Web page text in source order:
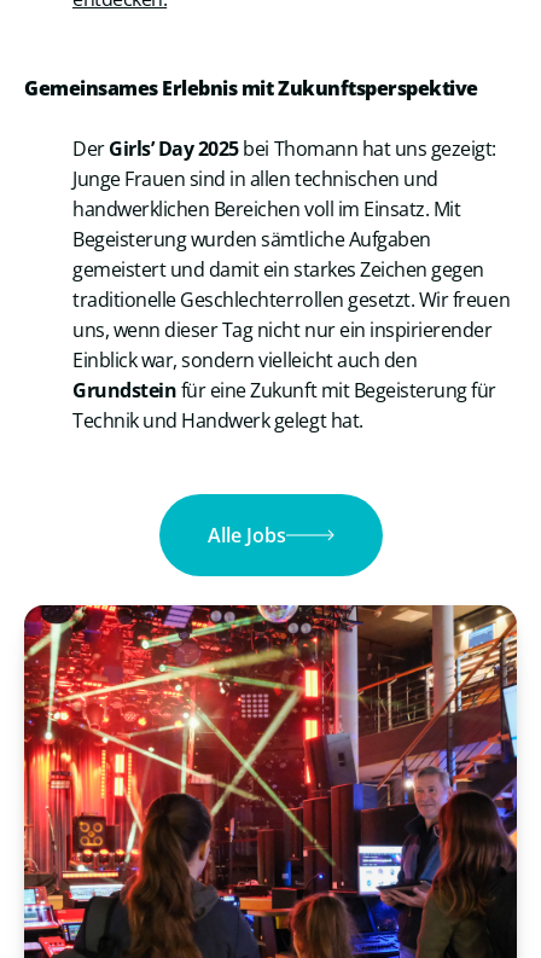
Gemeinsames Erlebnis mit Zukunftsperspektive
DerGirls’ Day 2025bei Thomann hat uns gezeigt:
Junge Frauen sind in allen technischen und
handwerklichen Bereichen voll im Einsatz. Mit
Begeisterung wurden sämtliche Aufgaben
gemeistert und damit ein starkes Zeichen gegen
traditionelle Geschlechterrollen gesetzt. Wir freuen
uns, wenn dieser Tag nicht nur ein inspirierender
Einblick war, sondern vielleicht auch den
Grundsteinfür eine Zukunft mit Begeisterung für
Technik und Handwerk gelegt hat.
Alle Jobs